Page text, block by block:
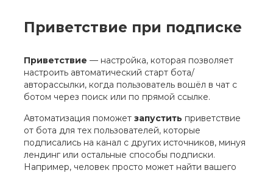
Приветствие при подписке
Приветствие — настройка, которая позволяет
настроить автоматический старт бота/
авторассылки, когда пользователь вошёл в чат с
ботом через поиск или по прямой ссылке.
Автоматизация поможет запустить приветствие
от бота для тех пользователей, которые
подписались на канал с других источников, минуя
лендинг или остальные способы подписки.
Например, человек просто может найти вашего